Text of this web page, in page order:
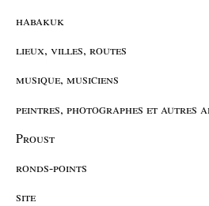
habakuk
lieux, villes, routes
musique, musiciens
peintres, photographes et autres
Proust
ronds-points
site